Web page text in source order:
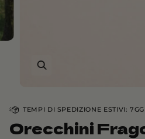
TEMPI DI SPEDIZIONE ESTIVI:
Orecchini